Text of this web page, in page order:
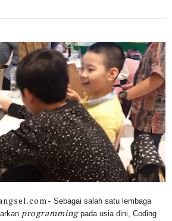
Sebagai salah satu lembaga
programmingpada usia dini, Coding